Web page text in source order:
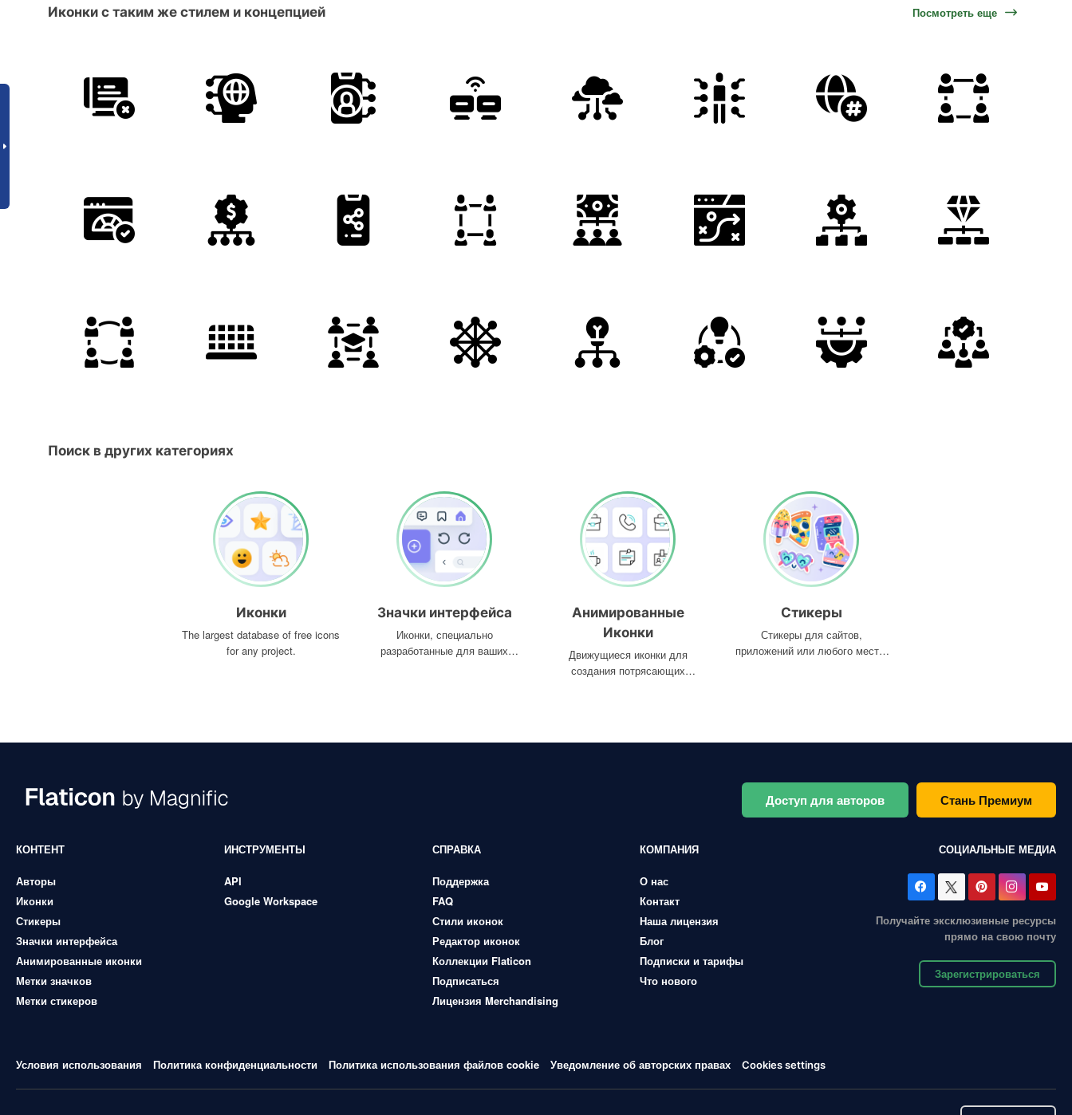
Иконки с таким же стилем и концепцией Посмотреть еще
Поиск в других категориях
Иконки
The largest database of free icons
for any project.
Значки интерфейса
Иконки, специально
разработанные для ваших
Анимированные
Иконки
Движущиеся иконки для
создания потрясающих
Стикеры
Стикеры для сайтов,
приложений или любого места,
Доступ для авторов Стань Премиум
КОНТЕНТ
Авторы
Иконки
Стикеры
Значки интерфейса
Анимированные иконки
Метки значков
Метки стикеров
ИНСТРУМЕНТЫ
API
Google Workspace
СПРАВКА
Поддержка
FAQ
Стили иконок
Редактор иконок
Коллекции Flaticon
Подписаться
Лицензия Merchandising
КОМПАНИЯ
О нас
Контакт
Наша лицензия
Блог
Подписки и тарифы
Что нового
СОЦИАЛЬНЫЕ МЕДИА
Получайте эксклюзивные ресурсы
прямо на свою почту
Зарегистрироваться
Условия использования Политика конфиденциальности Политика использования файлов cookie Уведомление об авторских правах Cookies settings